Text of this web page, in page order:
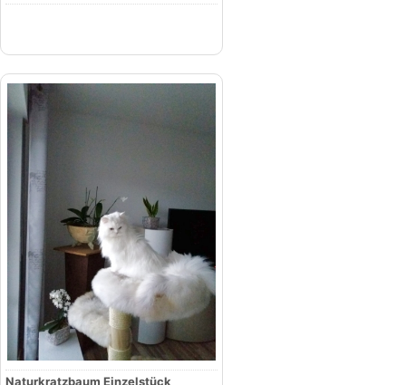
Naturkratzbaum Einzelstück